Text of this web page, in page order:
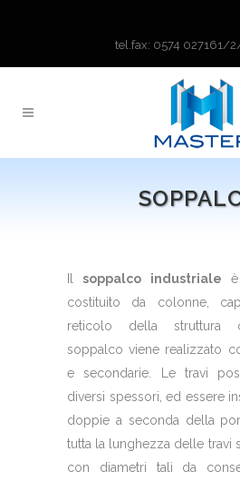
tel.fax: 0574 027161/
Ilsoppalco industriale è
costituito da colonne,
reticolo della struttura
soppalco viene realizzato
e secondarie. Le travi
diversi spessori, ed essere
doppie a seconda della
tutta la lunghezza delle travi
con diametri tali da